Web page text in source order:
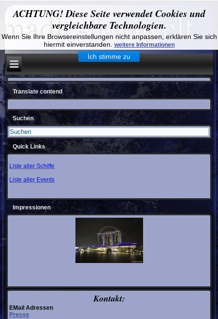
ACHTUNG! Diese Seite verwendet Cookies und
vergleichbare Technologien.
Wenn Sie Ihre Browsereinstellungen nicht anpassen, erklären Sie sich
hiermit einverstanden.
weitere Informationen
Ich stimme zu
Translate contend
Suchen
Quick Links
Liste aller Schiffe
Liste aller Events
Impressionen
Kontakt:
EMail Adressen
Presse